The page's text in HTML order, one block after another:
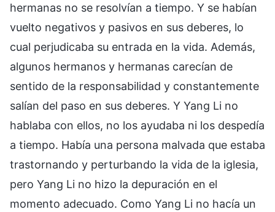
hermanas no se resolvían a tiempo. Y se habían
vuelto negativos y pasivos en sus deberes, lo
cual perjudicaba su entrada en la vida. Además,
algunos hermanos y hermanas carecían de
sentido de la responsabilidad y constantemente
salían del paso en sus deberes. Y Yang Li no
hablaba con ellos, no los ayudaba ni los despedía
a tiempo. Había una persona malvada que estaba
trastornando y perturbando la vida de la iglesia,
pero Yang Li no hizo la depuración en el
momento adecuado. Como Yang Li no hacía un